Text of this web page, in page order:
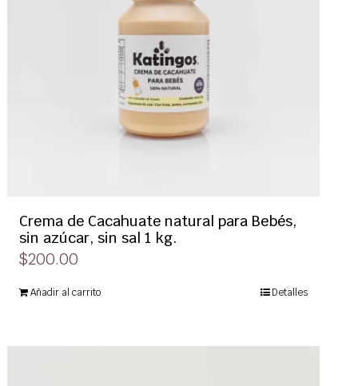
Crema de Cacahuate natural para Bebés,
sin azúcar, sin sal 1 kg.
$200.00
Añadir al carrito Detalles